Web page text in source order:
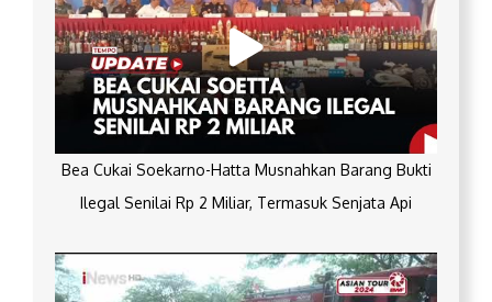
Bea Cukai Soekarno-Hatta Musnahkan Barang Bukti
Ilegal Senilai Rp 2 Miliar, Termasuk Senjata Api